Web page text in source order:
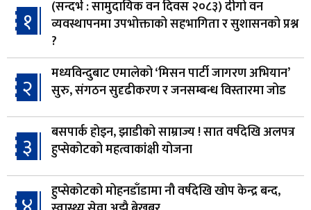
१
(सन्दर्भ : सामुदायिक वन दिवस २०८३) दीगो वन
व्यवस्थापनमा उपभोक्ताको सहभागिता र सुशासनको प्रश्न
?
२
मध्यविन्दुबाट एमालेको ‘मिसन पार्टी जागरण अभियान’
सुरु, संगठन सुदृढीकरण र जनसम्बन्ध विस्तारमा जोड
३
बसपार्क होइन, झाडीको साम्राज्य ! सात वर्षदेखि अलपत्र
हुप्सेकोटको महत्वाकांक्षी योजना
हुप्सेकोटको मोहनडाँडामा नौ वर्षदेखि खोप केन्द्र बन्द,